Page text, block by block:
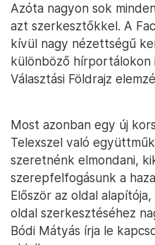
Azóta nagyon sok
azt szerkesztőkkel. A
kívül nagy nézettségű
különböző hírportálokon
Választási Földrajz
Most azonban egy új
Telexszel való
szeretnénk elmondani,
szerepfelfogásunk a
Először az oldal alapítója,
oldal szerkesztéséhez
Bódi Mátyás írja le